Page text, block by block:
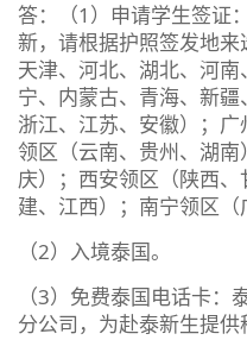
答：（1）申请学生签证
新，请根据护照签发地来
天津、河北、湖北、河
宁、内蒙古、青海、新疆
浙江、江苏、安徽）；
领区（云南、贵州、湖
庆）；西安领区（陕西
建、江西）；南宁领区（
（2）入境泰国。
（3）免费泰国电话卡
分公司，为赴泰新生提供